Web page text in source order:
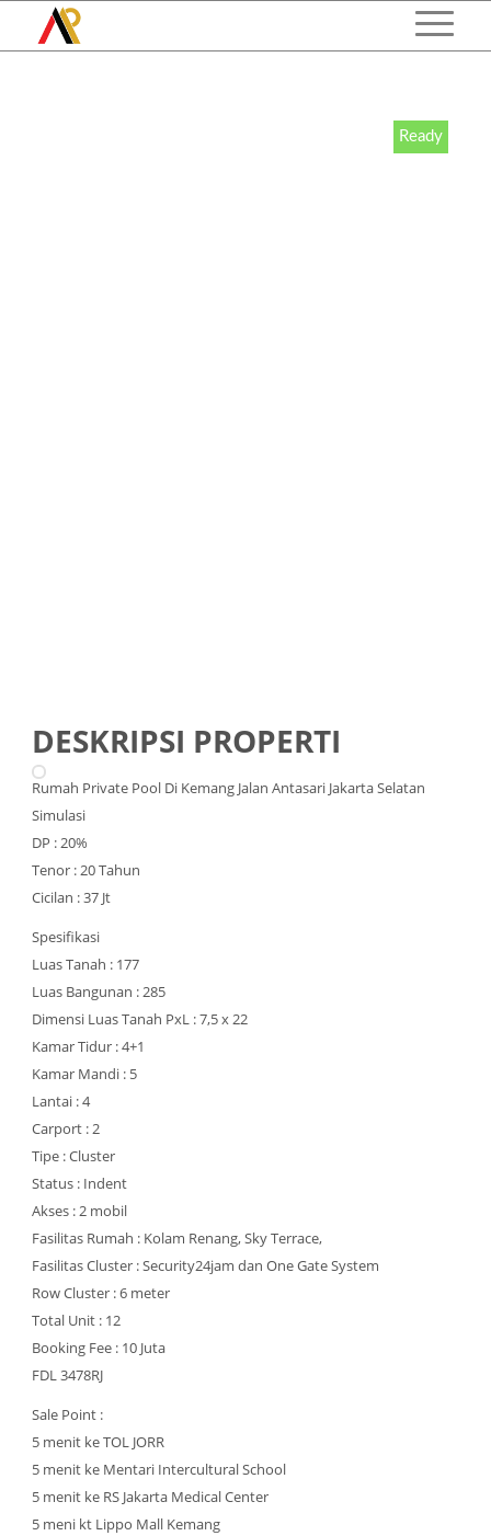
Ready
DESKRIPSI PROPERTI
Rumah Private Pool Di Kemang Jalan Antasari Jakarta Selatan
Simulasi
DP : 20%
Tenor : 20 Tahun
Cicilan : 37 Jt
Spesifikasi
Luas Tanah : 177
Luas Bangunan : 285
Dimensi Luas Tanah PxL : 7,5 x 22
Kamar Tidur : 4+1
Kamar Mandi : 5
Lantai : 4
Carport : 2
Tipe : Cluster
Status : Indent
Akses : 2 mobil
Fasilitas Rumah : Kolam Renang, Sky Terrace,
Fasilitas Cluster : Security24jam dan One Gate System
Row Cluster : 6 meter
Total Unit : 12
Booking Fee : 10 Juta
FDL 3478RJ
Sale Point :
5 menit ke TOL JORR
5 menit ke Mentari Intercultural School
5 menit ke RS Jakarta Medical Center
5 meni kt Lippo Mall Kemang